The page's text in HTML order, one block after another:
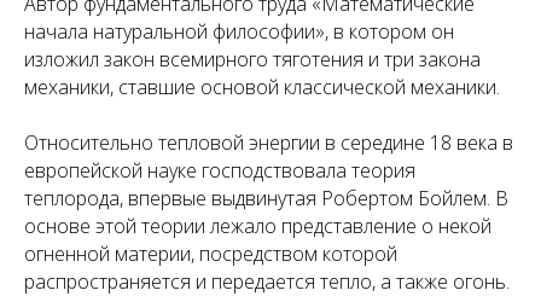
начала натуральной философии», в котором он
изложил закон всемирного тяготения и три закона
механики, ставшие основой классической механики.
Относительно тепловой энергии в середине 18 века в
европейской науке господствовала теория
теплорода, впервые выдвинутая Робертом Бойлем. В
основе этой теории лежало представление о некой
огненной материи, посредством которой
распространяется и передается тепло, а также огонь.